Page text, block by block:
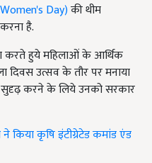
Day)की थीम
है.
करते हुये महिलाओं के आर्थिक
दिवस उत्सव के तौर पर मनाया
सुदृढ़ करने के लिये उनको सरकार
किया कृषि इंटीग्रेटेड कमांड एंड